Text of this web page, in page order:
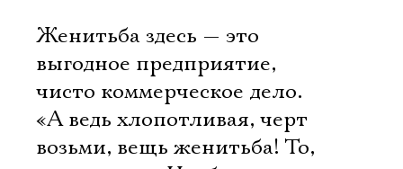
Женитьба здесь — это
выгодное предприятие,
чисто коммерческое дело.
«А ведь хлопотливая, черт
возьми, вещь женитьба! То,